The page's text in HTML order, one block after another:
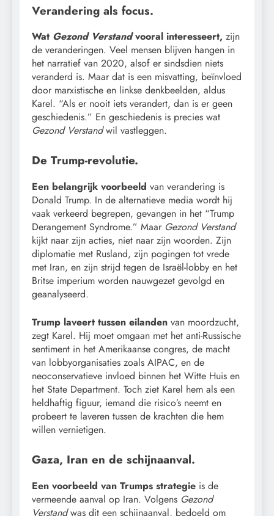
Verandering als focus.
Wat Gezond Verstandvooral interesseert, zijn
de veranderingen. Veel mensen blijven hangen in
het narratief van 2020, alsof er sindsdien niets
veranderd is. Maar dat is een misvatting, beïnvloed
door marxistische en linkse denkbeelden, aldus
Karel. “Als er nooit iets verandert, dan is er geen
geschiedenis.” En geschiedenis is precies wat
Gezond Verstandwil vastleggen.
De Trump-revolutie.
Een belangrijk voorbeeld van verandering is
Donald Trump. In de alternatieve media wordt hij
vaak verkeerd begrepen, gevangen in het “Trump
Derangement Syndrome.” Maar Gezond Verstand
kijkt naar zijn acties, niet naar zijn woorden. Zijn
diplomatie met Rusland, zijn pogingen tot vrede
met Iran, en zijn strijd tegen de Israël-lobby en het
Britse imperium worden nauwgezet gevolgd en
geanalyseerd.
Trump laveert tussen eilanden van moordzucht,
zegt Karel. Hij moet omgaan met het anti-Russische
sentiment in het Amerikaanse congres, de macht
van lobbyorganisaties zoals AIPAC, en de
neoconservatieve invloed binnen het Witte Huis en
het State Department. Toch ziet Karel hem als een
heldhaftig figuur, iemand die risico’s neemt en
probeert te laveren tussen de krachten die hem
willen vernietigen.
Gaza, Iran en de schijnaanval.
Een voorbeeld van Trumps strategie is de
vermeende aanval op Iran. Volgens Gezond
Verstandwas dit een schijnaanval, bedoeld om